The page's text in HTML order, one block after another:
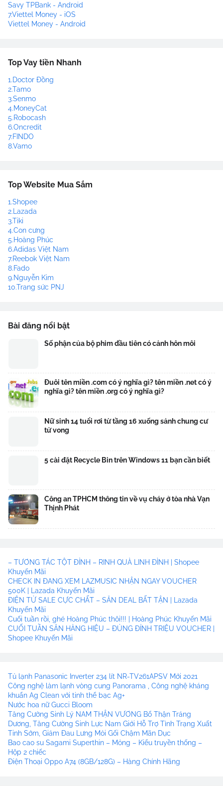
Savy TPBank - Android
7.Viettel Money - iOS
Viettel Money - Android
Top Vay tiền Nhanh
1.Doctor Đồng
2.Tamo
3.Senmo
4.MoneyCat
5.Robocash
6.Oncredit
7.FINDO
8.Vamo
Top Website Mua Sắm
1.Shopee
2.Lazada
3.Tiki
4.Con cưng
5.Hoàng Phúc
6.Adidas Việt Nam
7.Reebok Việt Nam
8.Fado
9.Nguyễn Kim
10.Trang sức PNJ
Bài đăng nổi bật
Số phận của bộ phim đầu tiên có cảnh hôn môi
Đuôi tên miền .com có ý nghĩa gì? tên miền .net có ý
nghĩa gì? tên miền .org có ý nghĩa gì?
Nữ sinh 14 tuổi rơi từ tầng 16 xuống sảnh chung cư
tử vong
5 cài đặt Recycle Bin trên Windows 11 bạn cần biết
Công an TPHCM thông tin về vụ cháy ở tòa nhà Vạn
Thịnh Phát
– TƯƠNG TÁC TỘT ĐỈNH – RINH QUÀ LINH ĐÌNH | Shopee
Khuyến Mãi
CHECK IN ĐANG XEM LAZMUSIC NHẬN NGAY VOUCHER
500K | Lazada Khuyến Mãi
ĐIỆN TỬ SALE CỰC CHẤT – SĂN DEAL BẤT TẬN | Lazada
Khuyến Mãi
Cuối tuần rồi, ghé Hoàng Phúc thôi!!! | Hoàng Phúc Khuyến Mãi
CUỐI TUẦN SĂN HÀNG HIỆU – ĐỦNG ĐỈNH TRIỆU VOUCHER |
Shopee Khuyến Mãi
Tủ lạnh Panasonic Inverter 234 lít NR-TV261APSV Mới 2021
Công nghệ làm lạnh vòng cung Panorama , Công nghệ kháng
khuẩn Ag Clean với tinh thể bạc Ag+
Nước hoa nữ Gucci Bloom
Tăng Cường Sinh Lý NAM THẬN VƯƠNG Bổ Thận Tráng
Dương, Tăng Cường Sinh Lực Nam Giới Hỗ Trợ Tình Trạng Xuất
Tinh Sớm, Giảm Đau Lưng Mỏi Gối Chậm Mãn Dục
Bao cao su Sagami Superthin – Mỏng – Kiểu truyền thống –
Hộp 2 chiếc
Điện Thoại Oppo A74 (8GB/128G) – Hàng Chính Hãng